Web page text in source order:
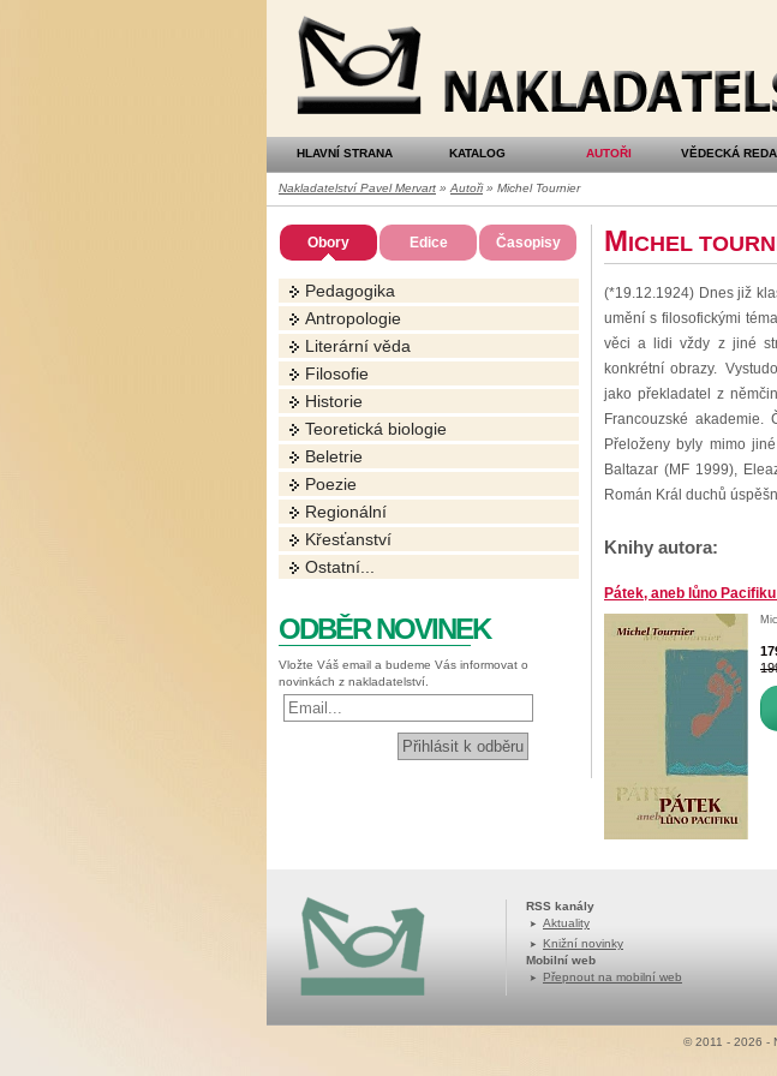
Nakladatelství
Pavel
Mervart
HLAVNÍ STRANA KATALOG AUTOŘI VĚDECKÁ
Nakladatelství Pavel Mervart » Autoři» Michel Tournier
Obory Edice Časopisy
Pedagogika
Antropologie
Literární věda
Filosofie
Historie
Teoretická biologie
Beletrie
Poezie
Regionální
Křesťanství
Ostatní...
ODBĚR NOVINEK
Vložte Váš email a budeme Vás informovat o
novinkách z nakladatelství.
MICHEL
(*19.12.1924) Dnes již
umění s filosofickými
věci a lidi vždy z jiné
konkrétní obrazy.
jako překladatel z
Francouzské
Přeloženy byly mimo
Baltazar (MF 1999),
Román Král duchů
Knihy autora:
Pátek, aneb lůno
RSS kanály
Aktuality
Knižní novinky
Mobilní web
Přepnout na mobilní web
© 2011 - 2026 -